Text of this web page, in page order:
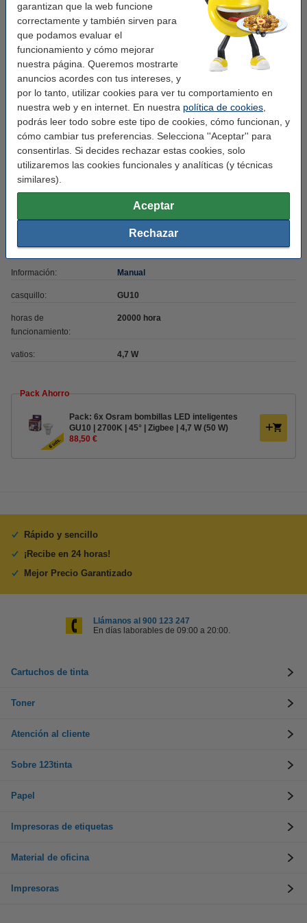
garantizan que la web funcione
correctamente y también sirven para
que podamos evaluar el
funcionamiento y cómo mejorar
nuestra página. Queremos mostrarte
anuncios acordes con tus intereses, y
por lo tanto, utilizar cookies para ver tu comportamiento en
nuestra web y en internet. En nuestra política de cookies
podrás leer todo sobre este tipo de cookies, cómo funcionan, y
cómo cambiar tus preferencias. Selecciona ''Aceptar'' para
consentirlas. Si decides rechazar estas cookies, solo
utilizaremos las cookies funcionales y analíticas (y técnicas
similares).
Aceptar
Rechazar
Tipo: Foco inteligente GU10
Medidas: Ø 50 mm x 54 mm
Material: vidrio
Acabado: brillante
Potencia lumínica: 350 lumen
Color: 2.700 K
Regulable:
100.000
blanco cálido
Energía: F
Información: Manual
casquillo: GU10
horas de
funcionamiento:
20000 hora
vatios: 4,7 W
Pack Ahorro
Pack: 6x Osram bombillas LED inteligentes
GU10 | 2700K | 45° | Zigbee | 4,7 W (50 W)
88,50 €
Rápido y sencillo
¡Recibe en 24 horas!
Mejor Precio Garantizado
Llámanos al 900 123 247
En días laborables de 09:00 a 20:00.
Cartuchos de tinta
Toner
Atención al cliente
Sobre 123tinta
Papel
Impresoras de etiquetas
Material de oficina
Impresoras